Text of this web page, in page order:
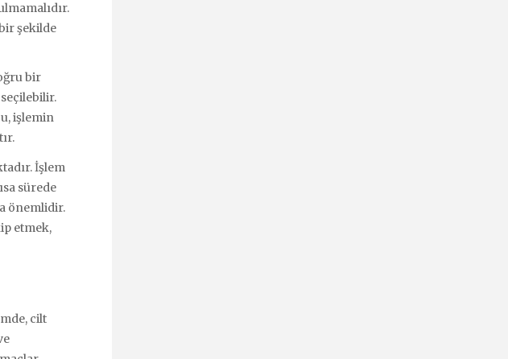
şekilde
bir
işlemin
İşlem
sürede
önemlidir.
etmek,
cilt